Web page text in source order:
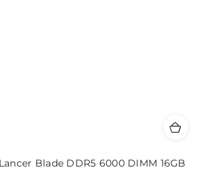
Blade DDR5 6000 DIMM 16GB